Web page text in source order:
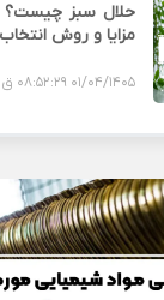
حلال سبز چیست؟
مزایا و روش انتخاب
01/04/1405 08:52:29 ق.ظ